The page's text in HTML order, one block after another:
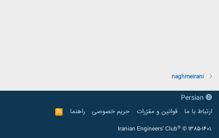
naghmeirani
ارتباط با ما
قوانین و مقرّرات حریم خصوصی راهنما
R
S
Iranian Engineers' Club® © 1385-1401.